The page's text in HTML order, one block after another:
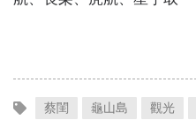
蔡閨 龜山島 觀光